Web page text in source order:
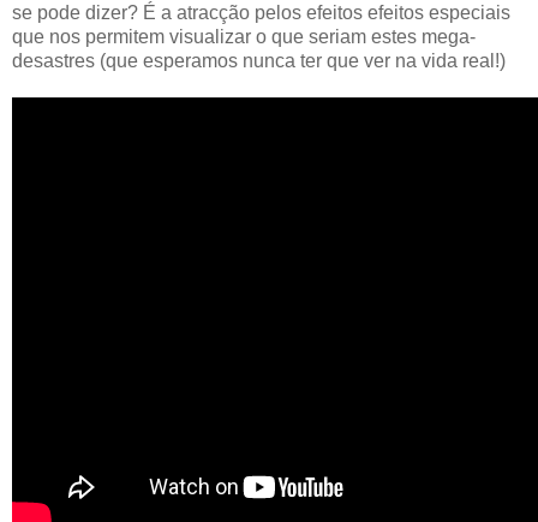
se pode dizer? É a atracção pelos efeitos efeitos especiais
que nos permitem visualizar o que seriam estes mega-
desastres (que esperamos nunca ter que ver na vida real!)